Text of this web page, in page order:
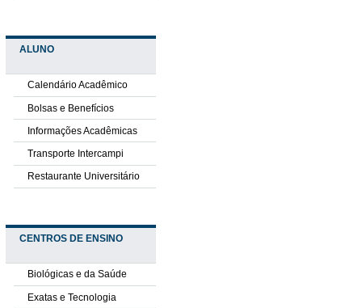
ALUNO
Calendário Acadêmico
Bolsas e Benefícios
Informações Acadêmicas
Transporte Intercampi
Restaurante Universitário
CENTROS DE ENSINO
Biológicas e da Saúde
Exatas e Tecnologia